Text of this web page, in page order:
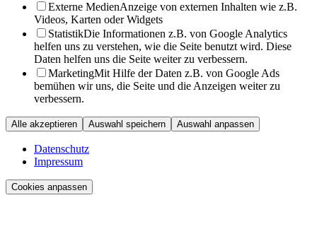
Externe MedienAnzeige von externen Inhalten wie z.B.
Videos, Karten oder Widgets
StatistikDie Informationen z.B. von Google Analytics
helfen uns zu verstehen, wie die Seite benutzt wird. Diese
Daten helfen uns die Seite weiter zu verbessern.
MarketingMit Hilfe der Daten z.B. von Google Ads
bemühen wir uns, die Seite und die Anzeigen weiter zu
verbessern.
Alle akzeptieren Auswahl speichern Auswahl anpassen
Datenschutz
Impressum
Cookies anpassen